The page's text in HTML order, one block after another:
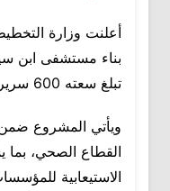
أعلنت وزارة
بناء مستشفى ابن
تبلغ سعته 600 سرير.
ويأتي المشروع
القطاع الصحي، بما
الاستيعابية